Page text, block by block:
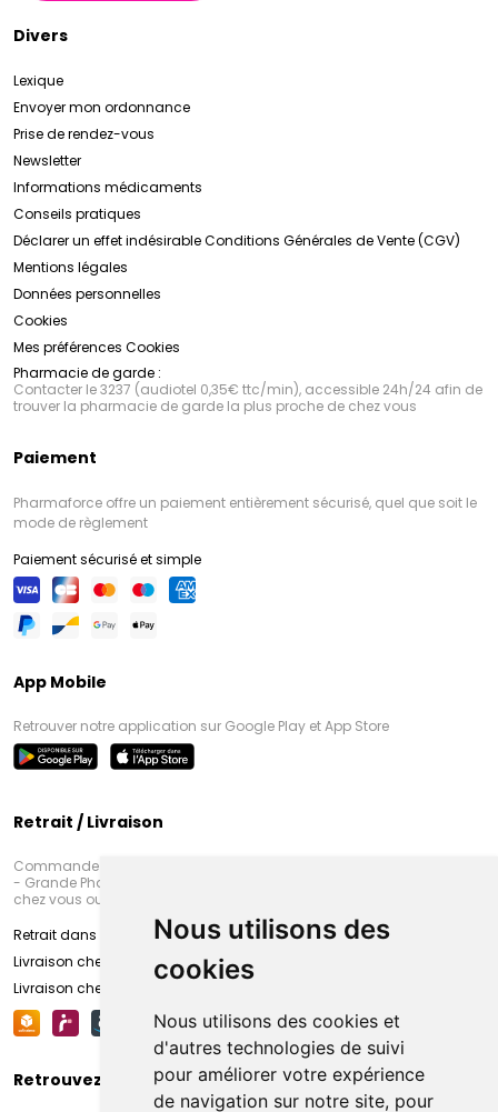
Nous utilisons des
cookies
Nous utilisons des cookies et
d'autres technologies de suivi
pour améliorer votre expérience
de navigation sur notre site, pour
Divers
Lexique
Envoyer mon ordonnance
Prise de rendez-vous
Newsletter
Informations médicaments
Conseils pratiques
Déclarer un effet indésirableConditions Générales de Vente (CGV)
Mentions légales
Données personnelles
Cookies
Mes préférences Cookies
Pharmacie de garde :
Contacter le 3237 (audiotel 0,35€ ttc/min), accessible 24h/24 afin de
trouver la pharmacie de garde la plus proche de chez vous
Paiement
Pharmaforce offre un paiement entièrement sécurisé, quel que soit le
mode de règlement
Paiement sécurisé et simple
App Mobile
Retrouver notre application sur Google Play et App Store
Retrait / Livraison
Commandez en ligne et venez chercher votre commande à Amiens
- Grande Pharmacie d’Amiens (Fachon) ou recevez-là rapidement
chez vous ou en point retrait
Retrait dans la pharmacie d’Amiens
Livraison chez vous
Livraison chez votre commerçant
Retrouvez-nous sur vos réseaux sociaux